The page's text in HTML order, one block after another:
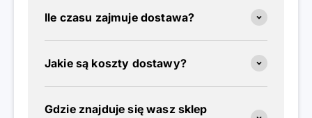
Ile czasu zajmuje dostawa?
Jakie są koszty dostawy?
Gdzie znajduje się wasz sklep